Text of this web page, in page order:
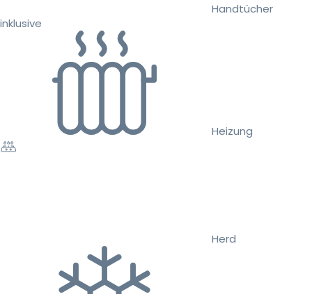
Handtücher
inklusive
Heizung
Herd